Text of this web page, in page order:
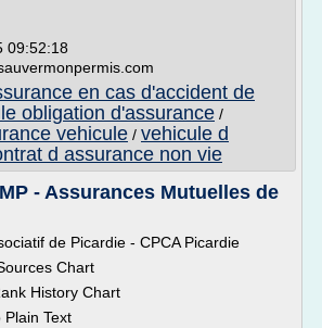
09:52:18
en cas d'accident de
obligation d'assurance /
vehicule / vehicule d
d assurance non vie
- Assurances Mutuelles de
de Picardie - CPCA Picardie
Chart
History Chart
Text